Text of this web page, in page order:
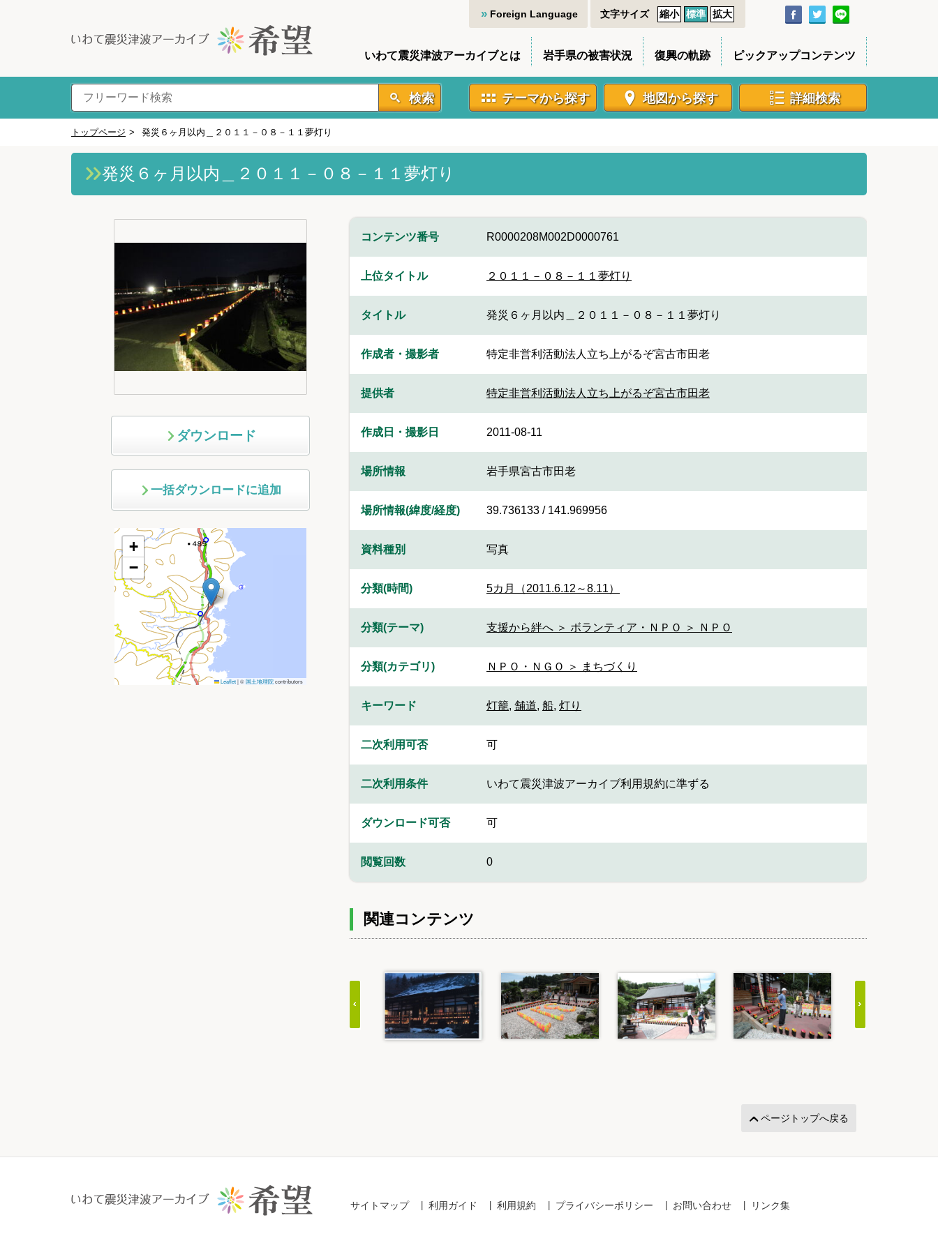
Foreign Language 文字サイズ 縮小 標準 拡大
いわて震災津波アーカイブとは 岩手県の被害状況 復興の軌跡 ピックアップコンテンツ
検索 テーマから探す 地図から探す 詳細検索
トップページ > 発災６ヶ月以内＿２０１１－０８－１１夢灯り
発災６ヶ月以内＿２０１１－０８－１１夢灯り
ダウンロード
一括ダウンロードに追加
+
−
Leaflet|©国土地理院contributors
コンテンツ番号 R0000208M002D0000761
上位タイトル ２０１１－０８－１１夢灯り
タイトル 発災６ヶ月以内＿２０１１－０８－１１夢灯り
作成者・撮影者 特定非営利活動法人立ち上がるぞ宮古市田老
提供者 特定非営利活動法人立ち上がるぞ宮古市田老
作成日・撮影日 2011-08-11
場所情報 岩手県宮古市田老
場所情報(緯度/経度) 39.736133 / 141.969956
資料種別 写真
分類(時間) 5カ月（2011.6.12～8.11）
分類(テーマ) 支援から絆へ ＞ ボランティア・ＮＰＯ ＞ ＮＰＯ
分類(カテゴリ) ＮＰＯ・ＮＧＯ ＞ まちづくり
キーワード 灯籠, 舗道, 船, 灯り
二次利用可否 可
二次利用条件 いわて震災津波アーカイブ利用規約に準ずる
ダウンロード可否 可
閲覧回数 0
関連コンテンツ
ページトップへ戻る
サイトマップ 利用ガイド 利用規約 プライバシーポリシー お問い合わせ リンク集